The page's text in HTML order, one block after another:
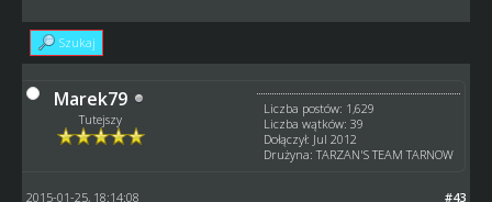
Szukaj
Marek79
Tutejszy
Liczba postów: 1,629
Liczba wątków: 39
Dołączył: Jul 2012
Drużyna: TARZAN'S TEAM TARNOW
#43
2015-01-25, 18:14:08